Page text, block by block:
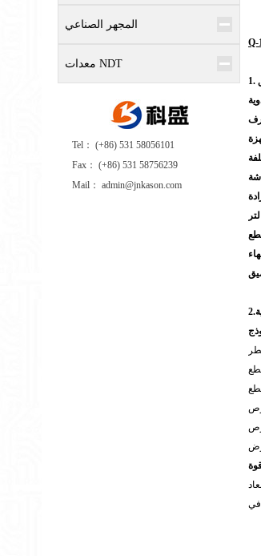
المجهر الصناعي
معدات NDT
Tel： (+86) 531 58056101
Fax： (+86) 531 58756239
Mail： admin@jnkason.com
2.